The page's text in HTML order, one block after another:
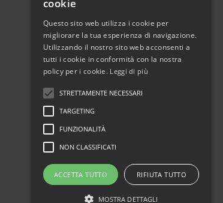
cookie
Questo sito web utilizza i cookie per
migliorare la tua esperienza di navigazione.
Utilizzando il nostro sito web acconsenti a
tutti i cookie in conformità con la nostra
policy per i cookie. Leggi di più
STRETTAMENTE NECESSARI
TARGETING
FUNZIONALITÀ
NON CLASSIFICATI
ACCETTA TUTTO RIFIUTA TUTTO
MOSTRA DETTAGLI